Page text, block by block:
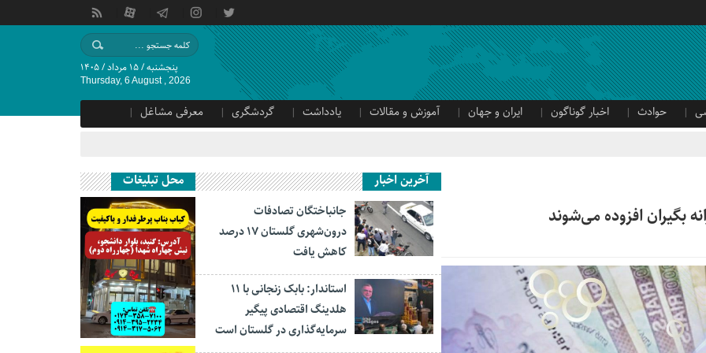
پنجشنبه / ۱۵ مرداد / ۱۴۰۵
Thursday, 6 August , 2026
حوادث اخبار گوناگون ایران و جهان آموزش و مقالات یادداشت گردشگری
معرفی مشاغل
آخرین اخبار
جانباختگان تصادفات
درون‌شهری گلستان ۱۷ درصد
کاهش یافت
استاندار: بابک زنجانی با ۱۱
هلدینگ اقتصادی پیگیر
سرمایه‌گذاری در گلستان است
محل تبلیغات